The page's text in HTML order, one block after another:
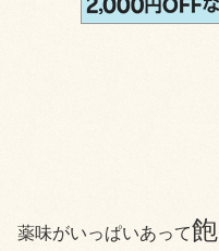
薬味がいっぱいあって